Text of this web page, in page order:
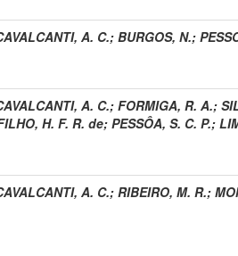
A. C.; BURGOS, N.;
A. C.; FORMIGA, R. A.;
H. F. R. de; PESSÔA, S. C. P.;
A. C.; RIBEIRO, M. R.;